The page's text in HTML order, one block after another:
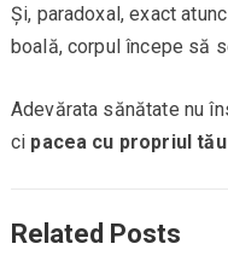
Și, paradoxal, exact
boală, corpul începe să
Adevărata sănătate nu
ci pacea cu propriul
Related Posts